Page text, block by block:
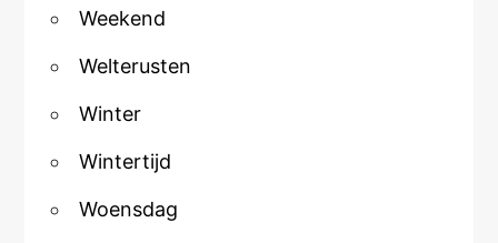
Weekend
Welterusten
Winter
Wintertijd
Woensdag